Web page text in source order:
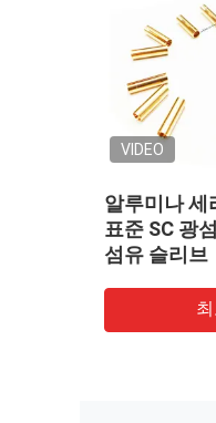
라믹 슬리브 광섬유
유 구리 슬리브 광